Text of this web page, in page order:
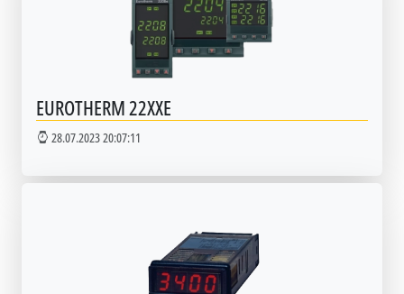
EUROTHERM 22XXE
28.07.2023 20:07:11